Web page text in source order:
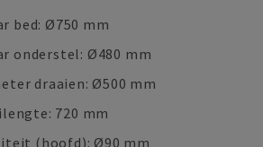
bed: Ø750 mm
onderstel: Ø480 mm
draaien: Ø500 mm
720 mm
(hoofd): Ø90 mm